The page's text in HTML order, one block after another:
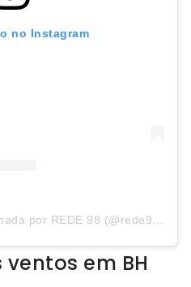
no Instagram
Uma publicação compartilhada por REDE 98 (@rede98oficial)
em BH